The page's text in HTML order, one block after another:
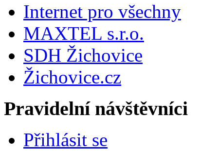
Internet pro všechny
MAXTEL s.r.o.
SDH Žichovice
Žichovice.cz
Pravidelní návštěvníci
Přihlásit se